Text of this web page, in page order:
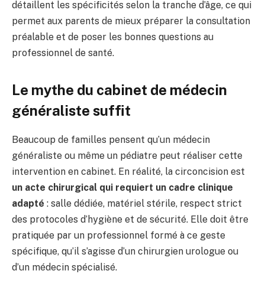
détaillent les spécificités selon la tranche d’âge, ce qui
permet aux parents de mieux préparer la consultation
préalable et de poser les bonnes questions au
professionnel de santé.
Le mythe du cabinet de médecin
généraliste suffit
Beaucoup de familles pensent qu’un médecin
généraliste ou même un pédiatre peut réaliser cette
intervention en cabinet. En réalité, la circoncision est
un acte chirurgical qui requiert un cadre clinique
adapté : salle dédiée, matériel stérile, respect strict
des protocoles d’hygiène et de sécurité. Elle doit être
pratiquée par un professionnel formé à ce geste
spécifique, qu’il s’agisse d’un chirurgien urologue ou
d’un médecin spécialisé.